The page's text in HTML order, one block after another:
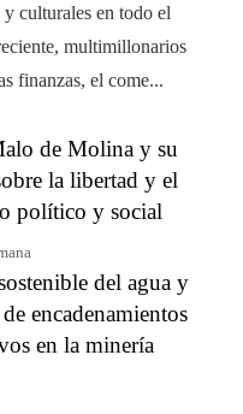
culturales en todo el
multimillonarios
finanzas, el come...
de Molina y su
la libertad y el
político y social
del agua y
encadenamientos
en la minería